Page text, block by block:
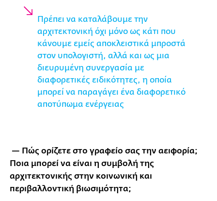
Πρέπει να καταλάβουμε την
αρχιτεκτονική όχι μόνο ως κάτι που
κάνουμε εμείς αποκλειστικά μπροστά
στον υπολογιστή, αλλά και ως μια
διευρυμένη συνεργασία με
διαφορετικές ειδικότητες, η οποία
μπορεί να παραγάγει ένα διαφορετικό
αποτύπωμα ενέργειας
— Πώς ορίζετε στο γραφείο σας την αειφορία;
Ποια μπορεί να είναι η συμβολή της
αρχιτεκτονικής στην κοινωνική και
περιβαλλοντική βιωσιμότητα;